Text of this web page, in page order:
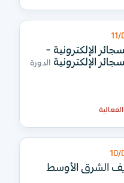
الإلكترونية -
الإلكترونية الدورة
الشرق الأوسط